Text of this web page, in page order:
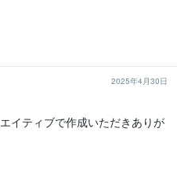
2025年4月30日
イティブで作成いただきありが